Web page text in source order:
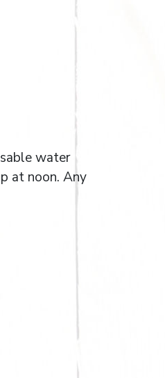
water
at noon. Any